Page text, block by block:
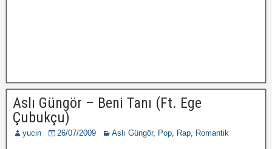
Aslı Güngör – Beni Tanı (Ft. Ege
Çubukçu)
yucin 26/07/2009 Aslı Güngör, Pop, Rap, Romantik